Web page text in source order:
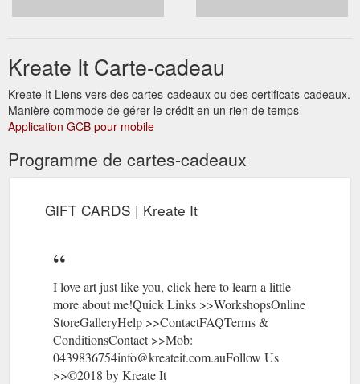
FAQ''s | South Toowoomba | Kreate It
What happens in a
workshop? PRIVATE PARTIES · COMMISSIONS · LOCATIONS
· ONLINE STORE · ONLINE CLASSES · GIFT CARDS ·
GALLERY · CONTACT · FAQ's · PRESS ...
https://www.kreateit.com.au/faq-s
CONTACT | South Toowoomba | Kreate It
ONLINE STORE ·
to ask a question or have ...
Kreate It Carte-cadeau
Kreate It Liens vers des cartes-cadeaux ou des certificats-cadeaux.
Manière commode de gérer le crédit en un rien de temps
Application GCB pour mobile
Programme de cartes-cadeaux
GIFT CARDS | Kreate It
I love art just like you, click here to learn a little
more about me!Quick Links >>WorkshopsOnline
StoreGalleryHelp >>ContactFAQTerms &
ConditionsContact >>Mob:
0439836754info@kreateit.com.auFollow Us
>>©2018 by Kreate It